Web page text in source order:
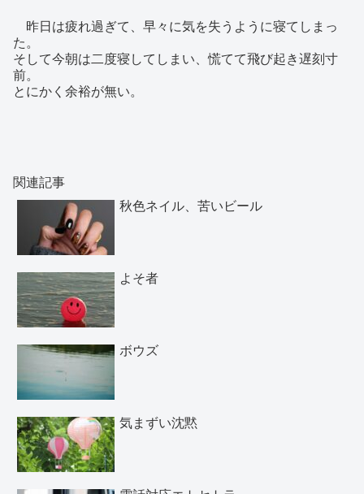
昨日は疲れ過ぎて、早々に気を失うように寝てしまっ
た。
そして今朝は二度寝してしまい、慌てて飛び起き遅刻寸
前。
とにかく余裕が無い。
関連記事
秋色ネイル、苦いビール
よそ者
ボウズ
気まずい沈黙